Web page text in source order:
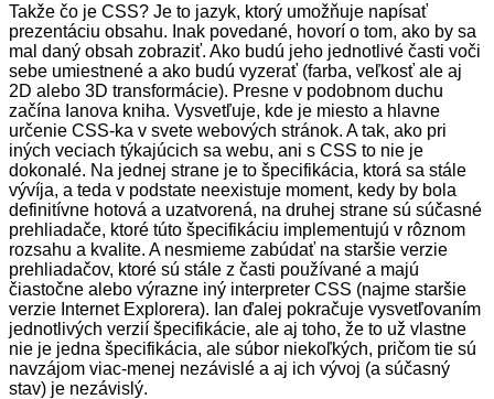
Takže čo je CSS? Je to jazyk, ktorý umožňuje napísať
prezentáciu obsahu. Inak povedané, hovorí o tom, ako by sa
mal daný obsah zobraziť. Ako budú jeho jednotlivé časti voči
sebe umiestnené a ako budú vyzerať (farba, veľkosť ale aj
2D alebo 3D transformácie). Presne v podobnom duchu
začína Ianova kniha. Vysvetľuje, kde je miesto a hlavne
určenie CSS-ka v svete webových stránok. A tak, ako pri
iných veciach týkajúcich sa webu, ani s CSS to nie je
dokonalé. Na jednej strane je to špecifikácia, ktorá sa stále
vývíja, a teda v podstate neexistuje moment, kedy by bola
definitívne hotová a uzatvorená, na druhej strane sú súčasné
prehliadače, ktoré túto špecifikáciu implementujú v rôznom
rozsahu a kvalite. A nesmieme zabúdať na staršie verzie
prehliadačov, ktoré sú stále z časti používané a majú
čiastočne alebo výrazne iný interpreter CSS (najme staršie
verzie Internet Explorera). Ian ďalej pokračuje vysvetľovaním
jednotlivých verzií špecifikácie, ale aj toho, že to už vlastne
nie je jedna špecifikácia, ale súbor niekoľkých, pričom tie sú
navzájom viac-menej nezávislé a aj ich vývoj (a súčasný
stav) je nezávislý.